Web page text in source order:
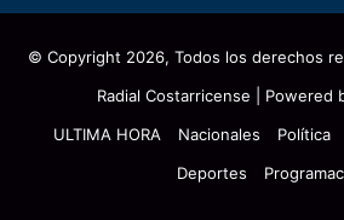
© Copyright 2026, Todos los derechos
Radial Costarricense | Powered
ULTIMA HORA
Nacionales Política
Deportes